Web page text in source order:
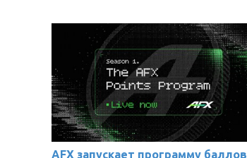
AFX запускает программу баллов